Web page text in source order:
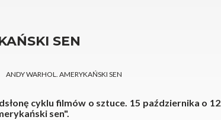
SEN
ANDY WARHOL. AMERYKAŃSKI SEN
cyklu filmów o sztuce. 15 października o
sen".